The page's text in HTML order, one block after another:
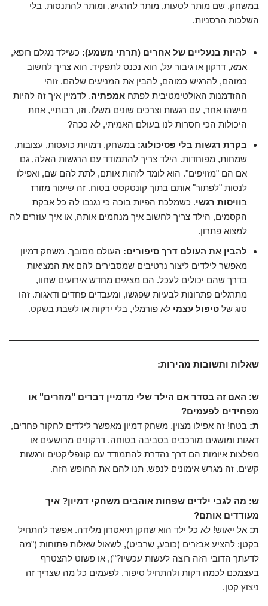
במשחק, שם מותר לטעות, מותר להרגיש, ומותר להתנסות. בלי
השלכות הרסניות.
להיות בנעליים של אחרים (תרתי משמע): כשילד מגלם רופא,
אמא, דרקון או גיבור על, הוא נכנס לתפקיד. הוא צריך לחשוב
כמוהם, להרגיש כמוהם, להבין את המניעים שלהם. זוהי
ההזדמנות האולטימטיבית לפתח אמפתיה. לדמיין איך זה להיות
מישהו אחר, עם רגשות וצרכים שונים משלו. וזו, רבותיי, אחת
היכולות הכי חסרות לנו בעולם האמיתי, לא ככה?
בקרת רגשות בלי פסיכולוג: במשחק, דמויות כועסות, עצובות,
שמחות, מפוחדות. הילד צריך להתמודד עם הרגשות האלה, גם
אם הם "מזויפים". הוא לומד לזהות אותם, לתת להם שם, ואפילו
לנסות "לפתור" אותם בתוך קונטקסט בטוח. זה שיעור מזורז
בוויסות רגשי. כשמלכת הפיות בוכה כי נגנבו לה כל אבקת
הקסמים, הילד צריך לחשוב איך מנחמים אותה, או איך עוזרים לה
למצוא פתרון.
להבין את העולם דרך סיפורים: העולם מסובך. משחק דמיון
מאפשר לילדים ליצור נרטיבים שמסבירים להם את המציאות
בדרך שהם יכולים לעכל. הם מציגים מחדש אירועים שחוו,
מתרגלים פתרונות לבעיות שפגשו, ומעבדים פחדים ודאגות. זהו
סוג של טיפול עצמי לא פורמלי, בלי ירקות או לשבת בשקט.
שאלות ותשובות מהירות:
ש: האם זה בסדר אם הילד שלי מדמיין דברים "מוזרים" או
מפחידים לפעמים?
ת: בטח! זה אפילו מצוין. משחק דמיון מאפשר לילדים לחקור פחדים,
דאגות ומושגים מורכבים בסביבה בטוחה. דרקונים מרושעים או
מפלצות איומות הם דרך נהדרת להתמודד עם קונפליקטים ורגשות
קשים. זה מגרש אימונים לנפש. תנו להם את החופש הזה.
ש: מה לגבי ילדים שפחות אוהבים משחקי דמיון? איך
מעודדים אותם?
ת: אל ייאוש! לא כל ילד הוא שחקן תיאטרון מלידה. אפשר להתחיל
בקטן: להציע אבזרים (כובע, שרביט), לשאול שאלות פתוחות ("מה
לדעתך הדובי הזה רוצה לעשות עכשיו?"), או פשוט להצטרף
בעצמכם לכמה דקות ולהתחיל סיפור. לפעמים כל מה שצריך זה
ניצוץ קטן.